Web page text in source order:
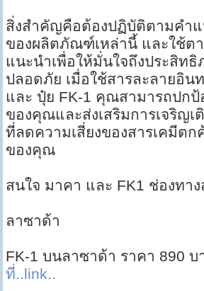
สิ่งสำคัญคือต้องปฏิบัติตามคำ
ของผลิตภัณฑ์เหล่านี้ และใช้ต
แนะนำเพื่อให้มั่นใจถึงประสิท
ปลอดภัย เมื่อใช้สารละลายอิน
และ ปุ๋ย FK-1 คุณสามารถปกป้
ของคุณและส่งเสริมการเจริญ
ที่ลดความเสี่ยงของสารเคมีตก
ของคุณ
สนใจ มาคา และ FK1 ช่องทาง
ลาซาด้า
FK-1 บนลาซาด้า ราคา 890 บ
ที่..link..